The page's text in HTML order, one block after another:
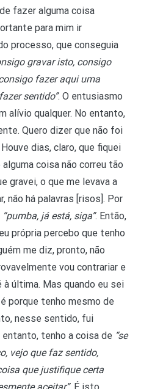
fazer alguma coisa
para mim ir
processo, que conseguia
gravar isto, consigo
fazer aqui uma
sentido”. O entusiasmo
alívio qualquer. No entanto,
Quero dizer que não foi
dias, claro, que fiquei
coisa não correu tão
gravei, o que me levava a
não há palavras [risos]. Por
“pumba, já está, siga”. Então,
própria percebo que tenho
me diz, pronto, não
vou contrariar e
última. Mas quando eu sei
porque tenho mesmo de
nesse sentido, fui
tenho a coisa de “se
vejo que faz sentido,
que justifique certa
aceitar”. É isto.